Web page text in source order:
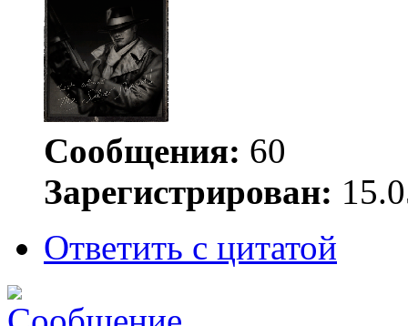
Сообщения: 60
Зарегистрирован:
Ответить с цитатой